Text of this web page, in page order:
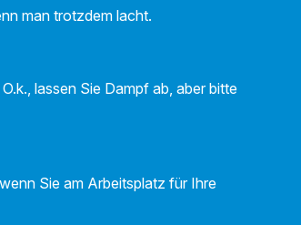
man trotzdem lacht.
lassen Sie Dampf ab, aber bitte
Sie am Arbeitsplatz für Ihre